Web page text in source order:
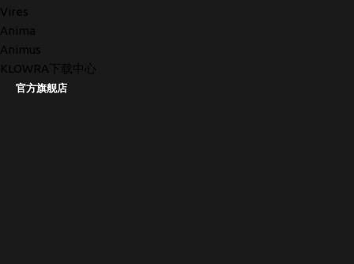
Vires
Anima
Animus
KLOWRA下载中心
官方旗舰店